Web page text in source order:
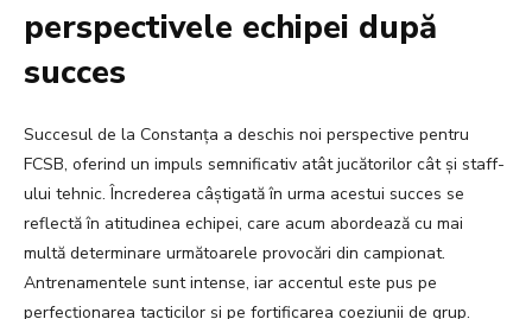
perspectivele echipei după
succes
Succesul de la Constanța a deschis noi perspective pentru
FCSB, oferind un impuls semnificativ atât jucătorilor cât și staff-
ului tehnic. Încrederea câștigată în urma acestui succes se
reflectă în atitudinea echipei, care acum abordează cu mai
multă determinare următoarele provocări din campionat.
Antrenamentele sunt intense, iar accentul este pus pe
perfecționarea tacticilor și pe fortificarea coeziunii de grup.